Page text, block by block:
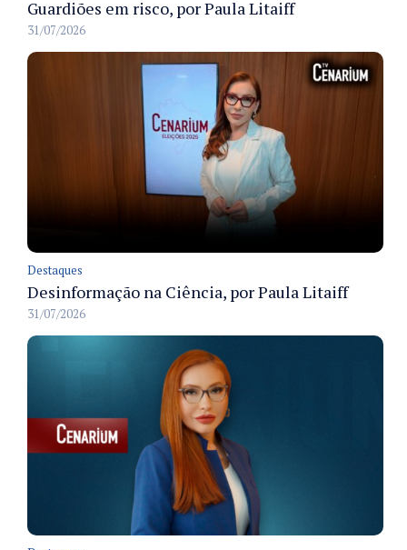
Guardiões em risco, por Paula Litaiff
31/07/2026
Destaques
Desinformação na Ciência, por Paula Litaiff
31/07/2026